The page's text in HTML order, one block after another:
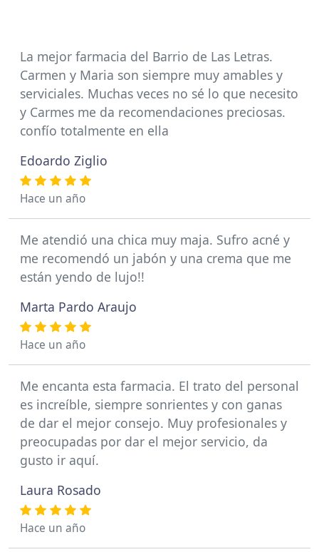
La mejor farmacia del Barrio de Las Letras.
Carmen y Maria son siempre muy amables y
serviciales. Muchas veces no sé lo que necesito
y Carmes me da recomendaciones preciosas.
confío totalmente en ella
Edoardo Ziglio
Hace un año
Me atendió una chica muy maja. Sufro acné y
me recomendó un jabón y una crema que me
están yendo de lujo!!
Marta Pardo Araujo
Hace un año
Me encanta esta farmacia. El trato del personal
es increíble, siempre sonrientes y con ganas
de dar el mejor consejo. Muy profesionales y
preocupadas por dar el mejor servicio, da
gusto ir aquí.
Laura Rosado
Hace un año